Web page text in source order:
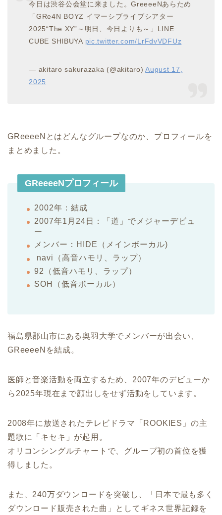
今日は渋谷公会堂に来ました。GreeeeNあらため
「GRe4N BOYZ イマーシブライブシアター
2025“The XY”～明日、今日よりも～」LINE
CUBE SHIBUYA pic.twitter.com/LrFdvVDFUz
— akitaro sakurazaka (@akitaro)August 17,
2025
GReeeeNとはどんなグループなのか、プロフィールを
まとめました。
GReeeeNプロフィール
2002年：結成
2007年1月24日：「道」でメジャーデビュ
ー
メンバー：HIDE（メインボーカル)
navi（高音ハモリ、ラップ）
92（低音ハモリ、ラップ）
SOH（低音ボーカル）
福島県郡山市にある奥羽大学でメンバーが出会い、
GReeeeNを結成。
医師と音楽活動を両立するため、2007年のデビューか
ら2025年現在まで顔出しをせず活動をしています。
2008年に放送されたテレビドラマ「ROOKIES」の主
題歌に「キセキ」が起用。
オリコンシングルチャートで、グループ初の首位を獲
得しました。
また、240万ダウンロードを突破し、「日本で最も多く
ダウンロード販売された曲」としてギネス世界記録を